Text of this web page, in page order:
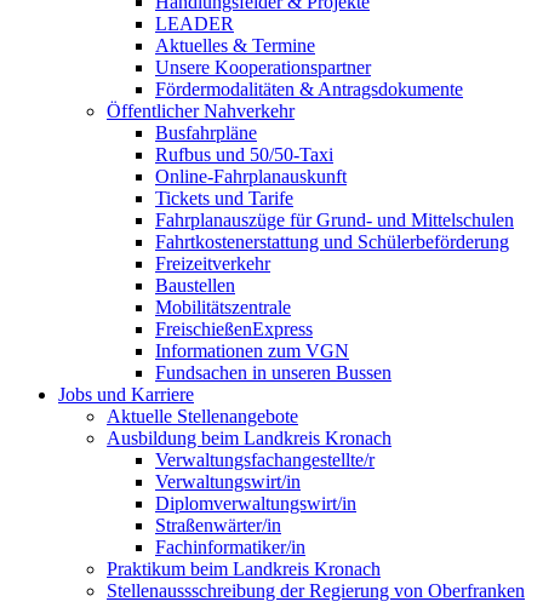
LEADER
Aktuelles & Termine
Unsere Kooperationspartner
Fördermodalitäten & Antragsdokumente
Öffentlicher Nahverkehr
Busfahrpläne
Rufbus und 50/50-Taxi
Online-Fahrplanauskunft
Tickets und Tarife
Fahrplanauszüge für Grund- und Mittelschulen
Fahrtkostenerstattung und Schülerbeförderung
Freizeitverkehr
Baustellen
Mobilitätszentrale
FreischießenExpress
Informationen zum VGN
Fundsachen in unseren Bussen
Jobs und Karriere
Aktuelle Stellenangebote
Ausbildung beim Landkreis Kronach
Verwaltungsfachangestellte/r
Verwaltungswirt/in
Diplomverwaltungswirt/in
Straßenwärter/in
Fachinformatiker/in
Praktikum beim Landkreis Kronach
Stellenaussschreibung der Regierung von Oberfranken